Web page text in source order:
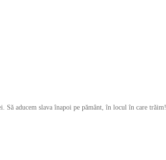
Să aducem slava înapoi pe pământ, în locul în care trăim!